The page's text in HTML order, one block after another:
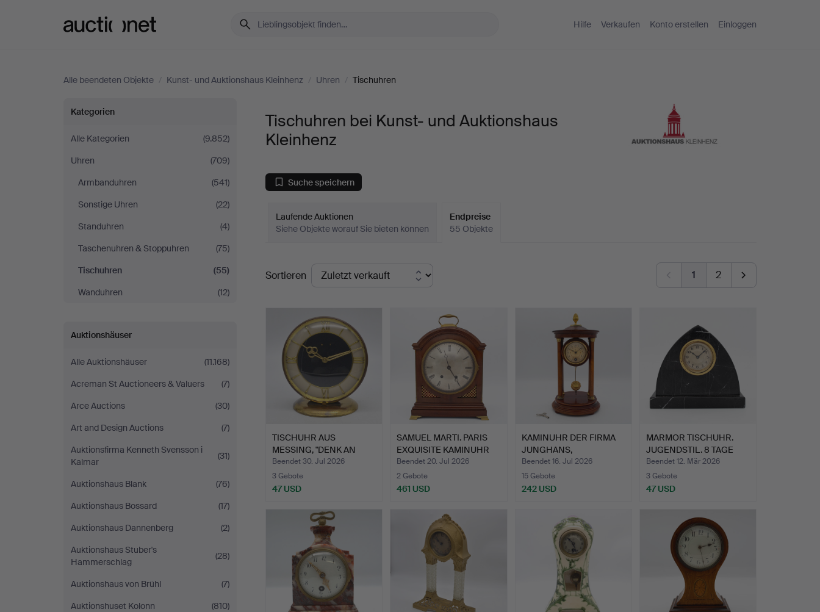
Hilfe Verkaufen Konto erstellen Einloggen
Alle beendeten Objekte / Kunst- und Auktionshaus Kleinhenz / Uhren / Tischuhren
Tischuhren
bei
Kunst-
und
Auktionshaus
Kleinhenz
Kategorien
Alle Kategorien
(9.852)
Uhren
(709)
Armbanduhren
(541)
Sonstige Uhren
(22)
Standuhren
(4)
Taschenuhren & Stoppuhren
(75)
Tischuhren
(55)
Wanduhren
(12)
Auktionshäuser
Alle Auktionshäuser
(11.168)
Acreman St Auctioneers & Valuers
(7)
Arce Auctions
(30)
Art and Design Auctions
(7)
Auktionsfirma Kenneth Svensson i
Kalmar
(31)
Auktionshaus Blank
(76)
Auktionshaus Bossard
(17)
Auktionshaus Dannenberg
(2)
Auktionshaus Stuber's
Hammerschlag
(28)
Auktionshaus von Brühl
(7)
Auktionshuset Kolonn
(810)
Tischuhren bei Kunst- und Auktionshaus
Kleinhenz
Suche speichern
Laufende Auktionen
Siehe Objekte worauf Sie bieten können
Endpreise
55 Objekte
Endpreise
Sortieren 1 2
TISCHUHR AUS
MESSING, "DENK AN
WENK" GRAVI…
Beendet 30. Jul 2026
3 Gebote
47 USD
SAMUEL MARTI. PARIS
EXQUISITE KAMINUHR
IM …
Beendet 20. Jul 2026
2 Gebote
461 USD
KAMINUHR DER FIRMA
JUNGHANS,
MAHAGONIFARBE…
Beendet 16. Jul 2026
15 Gebote
242 USD
MARMOR TISCHUHR.
JUGENDSTIL. 8 TAGE
WERK, …
Beendet 12. Mär 2026
3 Gebote
47 USD